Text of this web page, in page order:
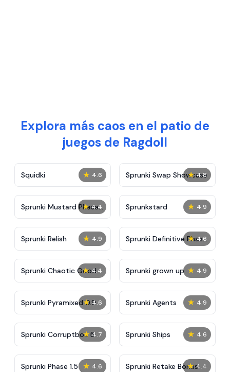
Explora más caos en el patio de
juegos de Ragdoll
★ 4.6
Squidki ★ 4.8
Sprunki Swap Showcase
★ 4.4
Sprunki Mustard Phase
2
★ 4.9
Sprunkstard
★ 4.9
Sprunki Relish ★ 4.6
Sprunki Definitive Phase
7
★ 4.4
Sprunki Chaotic Good ★ 4.9
Sprunki grown up
★ 4.6
Sprunki Pyramixed 0.9 ★ 4.9
Sprunki Agents
★ 4.7
Sprunki Corruptbox 5 ★ 4.6
Sprunki Ships
★ 4.6
Sprunki Phase 1.5 ★ 4.4
Sprunki Retake Bonus